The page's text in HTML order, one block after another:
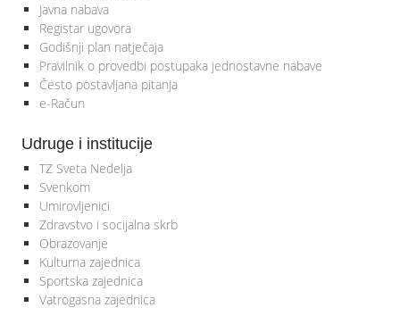
Javna nabava
Registar ugovora
Godišnji plan natječaja
Pravilnik o provedbi postupaka jednostavne nabave
Često postavljana pitanja
e-Račun
Udruge i institucije
TZ Sveta Nedelja
Svenkom
Umirovljenici
Zdravstvo i socijalna skrb
Obrazovanje
Kulturna zajednica
Sportska zajednica
Vatrogasna zajednica